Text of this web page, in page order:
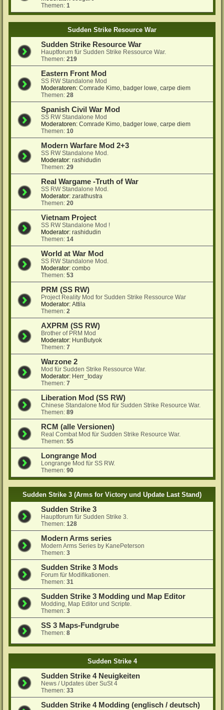
Themen:1
Sudden Strike Resource War
Sudden Strike Resource War
Hauptforum für Sudden Strike Ressource War.
Themen:219
Eastern Front Mod
SS RW Standalone Mod
Moderatoren: Comrade Kimo, badger lowe,carpe diem
Themen:28
Spanish Civil War Mod
SS RW Standalone Mod
Moderatoren: Comrade Kimo, badger lowe,carpe diem
Themen:10
Modern Warfare Mod 2+3
SS RW Standalone Mod.
Moderator: rashidudin
Themen:29
Real Wargame -Truth of War
SS RW Standalone Mod.
Moderator: zarathustra
Themen:20
Vietnam Project
SS RW Standalone Mod !
Moderator: rashidudin
Themen:14
World at War Mod
SS RW Standalone Mod.
Moderator: combo
Themen:53
PRM (SS RW)
Project Reality Mod for Sudden Strike Ressource War
Moderator: Attila
Themen:2
AXPRM (SS RW)
Brother of PRM Mod
Moderator: HunButyok
Themen:7
Warzone 2
Mod für Sudden Strike Ressource War.
Moderator: Herr_today
Themen:7
Liberation Mod (SS RW)
Chinese Standalone Mod für Sudden Strike Resource War.
Themen:89
RCM (alle Versionen)
Real Combat Mod für Sudden Strike Resource War.
Themen:55
Longrange Mod
Longrange Mod für SS RW.
Themen:90
Sudden Strike 3 (Arms for Victory und Update Last Stand)
Sudden Strike 3
Hauptforum für Sudden Strike 3.
Themen:128
Modern Arms series
Modern Arms Series by KanePeterson
Themen:3
Sudden Strike 3 Mods
Forum für Modifikationen.
Themen:31
Sudden Strike 3 Modding und Map Editor
Modding, Map Editor und Scripte.
Themen:3
SS 3 Maps-Fundgrube
Themen:8
Sudden Strike 4
Sudden Strike 4 Neuigkeiten
News / Updates über SuSt 4
Themen:33
Sudden Strike 4 Modding (englisch / deutsch)